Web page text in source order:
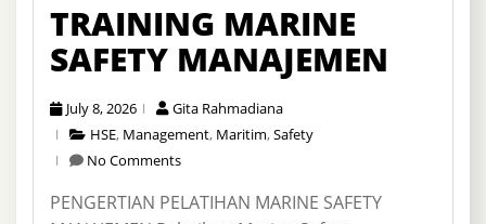
TRAINING MARINE
SAFETY MANAJEMEN
July 8, 2026
Gita Rahmadiana
HSE, Management, Maritim,Safety
No Comments
PENGERTIAN PELATIHAN MARINE SAFETY